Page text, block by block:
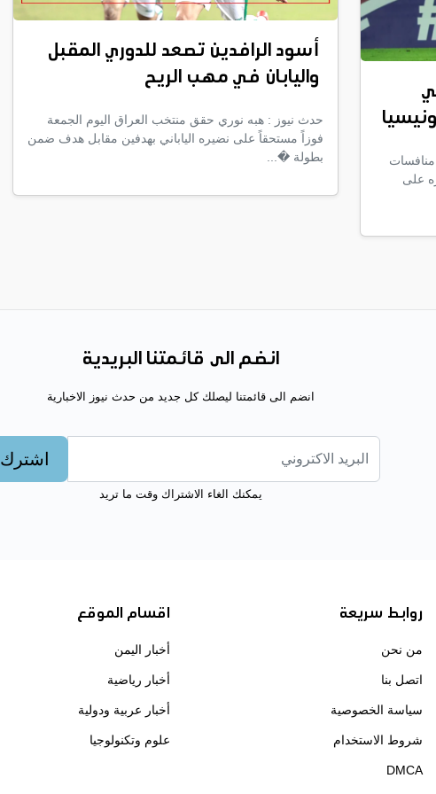
منافسات
على
أسود الرافدين تصعد للدوري المقبل
واليابان في مهب الريح
حدث نيوز : هبه نوري حقق منتخب العراق اليوم الجمعة
فوزاً مستحقاً على نضيره الياباني بهدفين مقابل هدف ضمن
بطولة �...
انضم الى قائمتنا البريدية
انضم الى قائمتنا ليصلك كل جديد من حدث نيوز الاخبارية
اشترك
يمكنك الغاء الاشتراك وقت ما تريد
روابط سريعة
من نحن
اتصل بنا
سياسة الخصوصية
شروط الاستخدام
DMCA
اقسام الموقع
أخبار اليمن
أخبار رياضية
أخبار عربية ودولية
علوم وتكنولوجيا